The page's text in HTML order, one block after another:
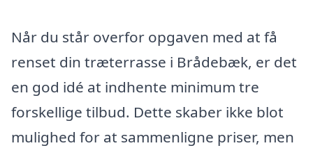
Når du står overfor opgaven med at få
renset din træterrasse i Brådebæk, er det
en god idé at indhente minimum tre
forskellige tilbud. Dette skaber ikke blot
mulighed for at sammenligne priser, men